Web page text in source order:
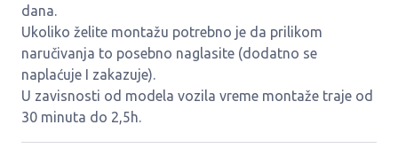
dana.
Ukoliko želite montažu potrebno je da prilikom
naručivanja to posebno naglasite (dodatno se
naplaćuje I zakazuje).
U zavisnosti od modela vozila vreme montaže traje od
30 minuta do 2,5h.